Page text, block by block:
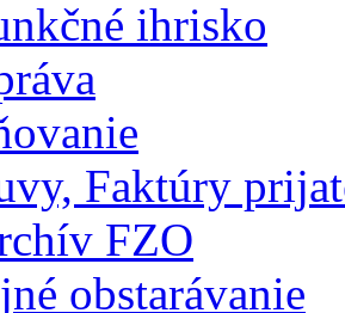
ihrisko
Faktúry
FZO
obstarávanie